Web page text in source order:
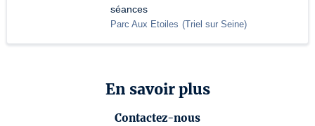
séances
Parc Aux Etoiles (Triel sur Seine)
En savoir plus
Contactez-nous